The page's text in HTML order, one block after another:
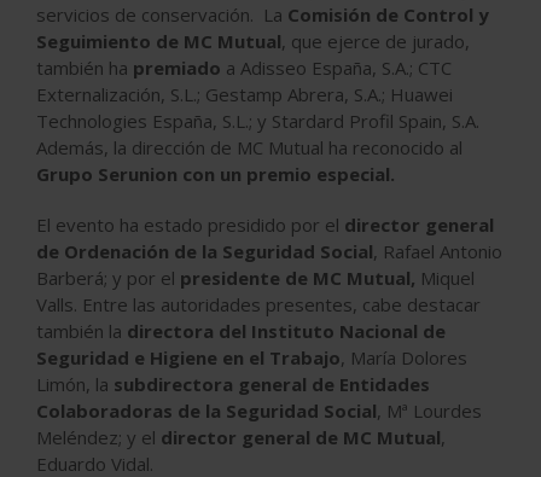
servicios de conservación. La Comisión de Control y
Seguimiento de MC Mutual, que ejerce de jurado,
también ha premiado a Adisseo España, S.A.; CTC
Externalización, S.L.; Gestamp Abrera, S.A.; Huawei
Technologies España, S.L.; y Stardard Profil Spain, S.A.
Además, la dirección de MC Mutual ha reconocido al
Grupo Serunion con un premio especial.
El evento ha estado presidido por el director general
de Ordenación de la Seguridad Social, Rafael Antonio
Barberá; y por el presidente de MC Mutual, Miquel
Valls. Entre las autoridades presentes, cabe destacar
también la directora del Instituto Nacional de
Seguridad e Higiene en el Trabajo, María Dolores
Limón, la subdirectora general de Entidades
Colaboradoras de la Seguridad Social, Mª Lourdes
Meléndez; y el director general de MC Mutual,
Eduardo Vidal.